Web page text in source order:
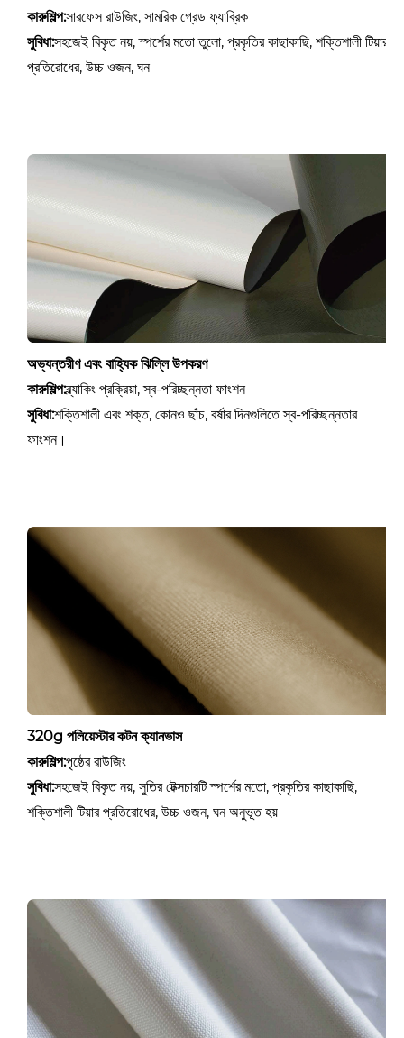
কারুশিল্প:সারফেস রাউজিং, সামরিক গ্রেড ফ্যাব্রিক
সুবিধা:সহজেই বিকৃত নয়, স্পর্শের মতো তুলো, প্রকৃতির কাছাকাছি, শক্তিশালী টিয়ার
প্রতিরোধের, উচ্চ ওজন, ঘন
অভ্যন্তরীণ এবং বাহ্যিক ঝিল্লি উপকরণ
কারুশিল্প:ব্ল্যাকিং প্রক্রিয়া, স্ব-পরিচ্ছন্নতা ফাংশন
সুবিধা:শক্তিশালী এবং শক্ত, কোনও ছাঁচ, বর্ষার দিনগুলিতে স্ব-পরিচ্ছন্নতার
ফাংশন।
320g পলিয়েস্টার কটন ক্যানভাস
কারুশিল্প:পৃষ্ঠের রাউজিং
সুবিধা:সহজেই বিকৃত নয়, সুতির টেক্সচারটি স্পর্শের মতো, প্রকৃতির কাছাকাছি,
শক্তিশালী টিয়ার প্রতিরোধের, উচ্চ ওজন, ঘন অনুভূত হয়